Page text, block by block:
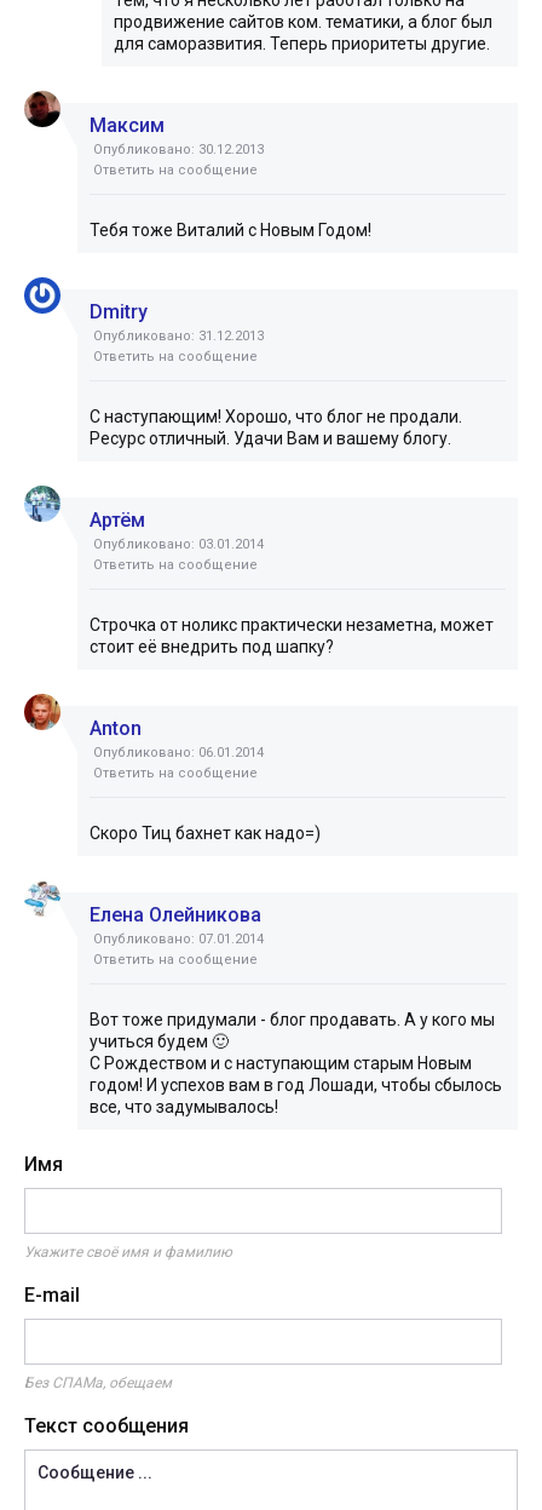
продвижение сайтов ком. тематики, а блог был
для саморазвития. Теперь приоритеты другие.
Максим
Опубликовано: 30.12.2013
Ответить на сообщение
Тебя тоже Виталий с Новым Годом!
Dmitry
Опубликовано: 31.12.2013
Ответить на сообщение
C наступающим! Хорошо, что блог не продали.
Ресурс отличный. Удачи Вам и вашему блогу.
Артём
Опубликовано: 03.01.2014
Ответить на сообщение
Строчка от ноликс практически незаметна, может
стоит её внедрить под шапку?
Anton
Опубликовано: 06.01.2014
Ответить на сообщение
Скоро Тиц бахнет как надо=)
Елена Олейникова
Опубликовано: 07.01.2014
Ответить на сообщение
Вот тоже придумали - блог продавать. А у кого мы
учиться будем 🙂
С Рождеством и с наступающим старым Новым
годом! И успехов вам в год Лошади, чтобы сбылось
все, что задумывалось!
Имя
Укажите своё имя и фамилию
E-mail
Без СПАМа, обещаем
Текст сообщения